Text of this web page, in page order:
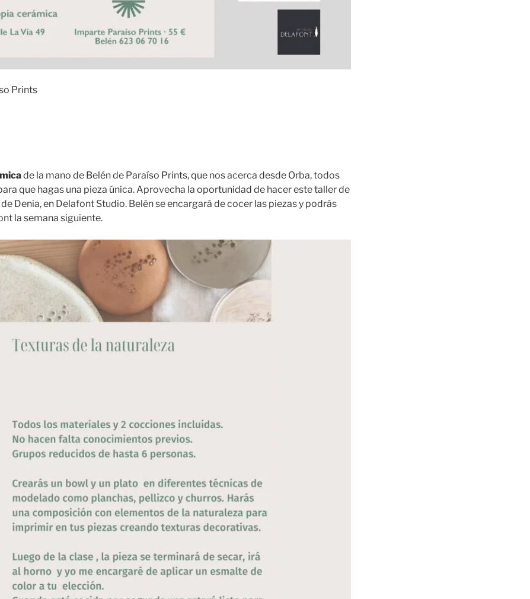
Prints
de la mano de Belén de Paraíso Prints, que nos acerca desde Orba, todos
que hagas una pieza única. Aprovecha la oportunidad de hacer este taller de
Denia, en Delafont Studio. Belén se encargará de cocer las piezas y podrás
la semana siguiente.